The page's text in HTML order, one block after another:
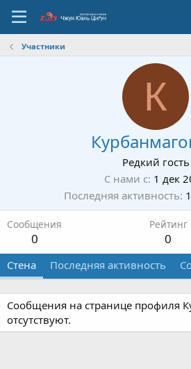
Участники
К
Редкий гость
С нами с 1 дек
Последняя активность
Сообщения
0
Рейтинг
0
Стена Последняя активность
Сообщения на странице профиля
отсутствуют.